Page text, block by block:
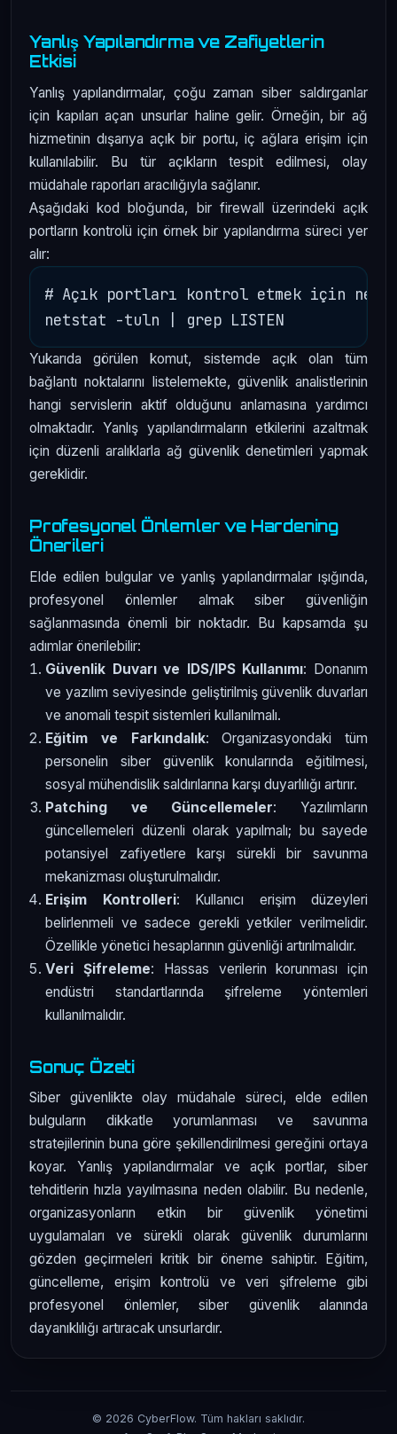
Yanlış Yapılandırma ve Zafiyetlerin
Etkisi
Yanlış yapılandırmalar, çoğu zaman siber saldırganlar
için kapıları açan unsurlar haline gelir. Örneğin, bir ağ
hizmetinin dışarıya açık bir portu, iç ağlara erişim için
kullanılabilir. Bu tür açıkların tespit edilmesi, olay
müdahale raporları aracılığıyla sağlanır.
Aşağıdaki kod bloğunda, bir firewall üzerindeki açık
portların kontrolü için örnek bir yapılandırma süreci yer
alır:
# Açık portları kontrol etmek için
Yukarıda görülen komut, sistemde açık olan tüm
bağlantı noktalarını listelemekte, güvenlik analistlerinin
hangi servislerin aktif olduğunu anlamasına yardımcı
olmaktadır. Yanlış yapılandırmaların etkilerini azaltmak
için düzenli aralıklarla ağ güvenlik denetimleri yapmak
gereklidir.
Profesyonel Önlemler ve Hardening
Önerileri
Elde edilen bulgular ve yanlış yapılandırmalar ışığında,
profesyonel önlemler almak siber güvenliğin
sağlanmasında önemli bir noktadır. Bu kapsamda şu
adımlar önerilebilir:
Güvenlik Duvarı ve IDS/IPS Kullanımı: Donanım
ve yazılım seviyesinde geliştirilmiş güvenlik duvarları
ve anomali tespit sistemleri kullanılmalı.
Eğitim ve Farkındalık: Organizasyondaki tüm
personelin siber güvenlik konularında eğitilmesi,
sosyal mühendislik saldırılarına karşı duyarlılığı artırır.
Patching ve Güncellemeler: Yazılımların
güncellemeleri düzenli olarak yapılmalı; bu sayede
potansiyel zafiyetlere karşı sürekli bir savunma
mekanizması oluşturulmalıdır.
Erişim Kontrolleri: Kullanıcı erişim düzeyleri
belirlenmeli ve sadece gerekli yetkiler verilmelidir.
Özellikle yönetici hesaplarının güvenliği artırılmalıdır.
Veri Şifreleme: Hassas verilerin korunması için
endüstri standartlarında şifreleme yöntemleri
kullanılmalıdır.
Sonuç Özeti
Siber güvenlikte olay müdahale süreci, elde edilen
bulguların dikkatle yorumlanması ve savunma
stratejilerinin buna göre şekillendirilmesi gereğini ortaya
koyar. Yanlış yapılandırmalar ve açık portlar, siber
tehditlerin hızla yayılmasına neden olabilir. Bu nedenle,
organizasyonların etkin bir güvenlik yönetimi
uygulamaları ve sürekli olarak güvenlik durumlarını
gözden geçirmeleri kritik bir öneme sahiptir. Eğitim,
güncelleme, erişim kontrolü ve veri şifreleme gibi
profesyonel önlemler, siber güvenlik alanında
dayanıklılığı artıracak unsurlardır.
© 2026 CyberFlow. Tüm hakları saklıdır.